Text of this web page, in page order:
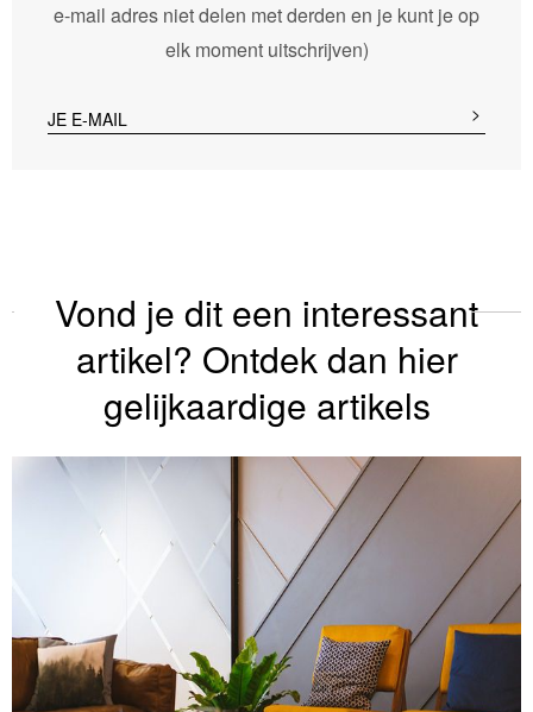
e-mail adres niet delen met derden en je kunt je op
elk moment uitschrijven)
Vond je dit een interessant
artikel? Ontdek dan hier
gelijkaardige artikels